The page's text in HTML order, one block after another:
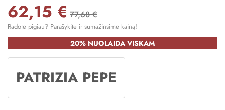
62,15 € 77,68 €
Radote pigiau? Parašykite ir sumažinsime kainą!
20% NUOLAIDA VISKAM
PATRIZIA PEPE